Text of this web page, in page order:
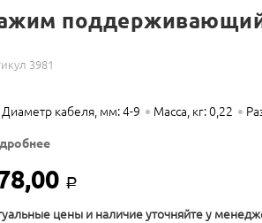
поддерживающий
3981
Диаметр кабеля, мм: 4-9 Масса, кг: 0,22
Р
цены и наличие уточняйте у